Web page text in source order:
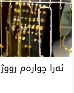
ئەرا چوارەم